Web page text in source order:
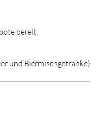
bereit.
und Biermischgetränke)